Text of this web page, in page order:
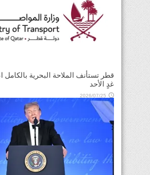
قطر تستأنف الملاحة البحرية بالكامل
غدٍ الأحد
2026/07/25